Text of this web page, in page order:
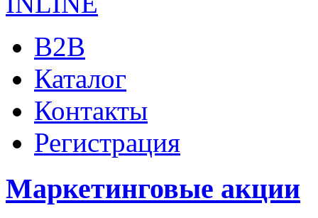
B2B
Каталог
Контакты
Регистрация
Маркетинговые акции